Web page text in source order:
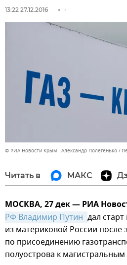
13:22 27.12.2016
© РИА Новости Крым . Александр Полегенько
Читать в МАКС
МОСКВА, 27 дек — РИА
РФ Владимир Путин дал
из материковой России после
по присоединению
полуострова к